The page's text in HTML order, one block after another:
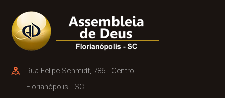
Rua Felipe Schmidt, 786 - Centro
Florianópolis - SC